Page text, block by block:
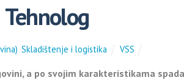
Tehnolog
,Skladištenje i logistika VSS
a po svojim karakteristikama